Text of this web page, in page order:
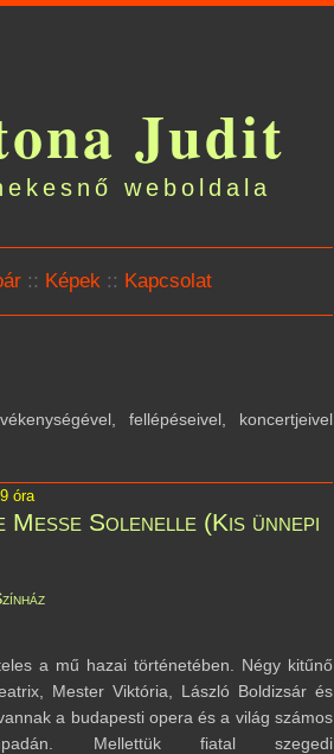
Judit
weboldala
:: Képek :: Kapcsolat
fellépéseivel, koncertjeivel
óra
Messe Solenelle (Kis ünnepi
a mű hazai történetében. Négy kitűnő
Mester Viktória, László Boldizsár és
a budapesti opera és a világ számos
Mellettük fiatal szegedi